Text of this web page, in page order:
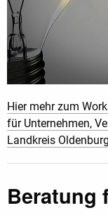
Hier mehr zum
für Unternehmen,
Landkreis Oldenburg
Beratung